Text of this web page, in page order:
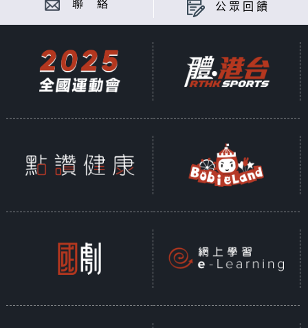
政府及社區一直投放不少資源援助照顧者，本
輯節目以《照顧者們》命名，在不同照顧者故
援、日間照顧、護理、復康等，讓照顧者不覺
孤單，喻意為照顧者提供一扇「門」，顧人也
要顧己，讓他們看見出路。
本輯節目內容涵蓋各類型照顧者，包括殘疾人
士，罕見病，特殊教育需要兒童，以老護老的
長者，智障人士，重病，長期病患，認知障
礙，精神病患者等。當中，節目亦將介紹不同
服務，包括支援熱線，日間暫託，精神康復者
擔，使他們有喘息的空間。
聯 絡 公眾回饋